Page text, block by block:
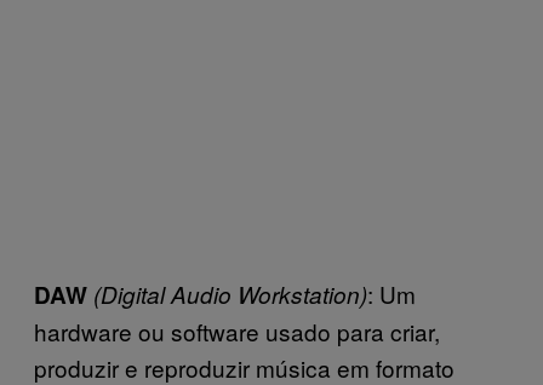
DAW (Digital Audio Workstation): Um
hardware ou software usado para criar,
produzir e reproduzir música em formato